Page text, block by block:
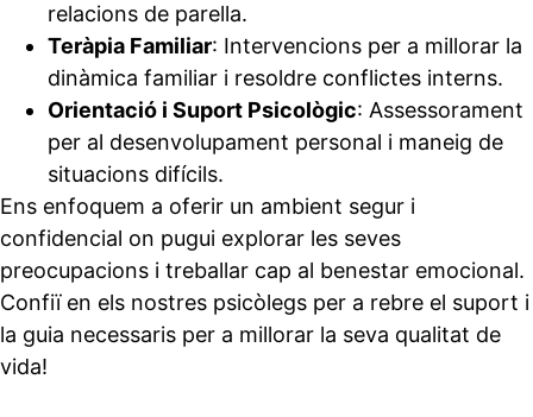
relacions de parella.
Teràpia Familiar: Intervencions per a millorar la
dinàmica familiar i resoldre conflictes interns.
Orientació i Suport Psicològic: Assessorament
per al desenvolupament personal i maneig de
situacions difícils.
Ens enfoquem a oferir un ambient segur i
confidencial on pugui explorar les seves
preocupacions i treballar cap al benestar emocional.
Confiï en els nostres psicòlegs per a rebre el suport i
la guia necessaris per a millorar la seva qualitat de
vida!